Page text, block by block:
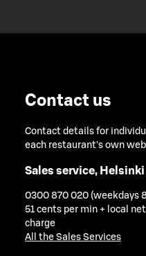
Contact us
Contact details for
each restaurant's own
Sales service,
0300 870 020 (weekdays
51 cents per min + local
charge
All the Sales Services